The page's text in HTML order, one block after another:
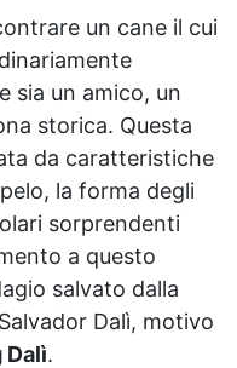
un cane il cui
sia un amico, un
storica. Questa
da caratteristiche
la forma degli
sorprendenti
a questo
salvato dalla
Dalì, motivo
Dalì.